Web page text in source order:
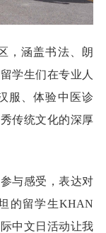
涵盖书法、朗
学生们在专业人
服、体验中医诊
传统文化的深厚
与感受，表达对
的留学生KHAN
中文日活动让我